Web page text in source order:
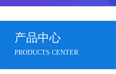
产品中心
PRODUCTS CENTER